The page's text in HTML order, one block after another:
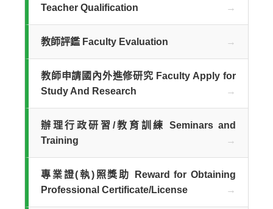
Teacher Qualification
教師評鑑 Faculty Evaluation
教師申請國內外進修研究 Faculty Apply for
Study And Research
辦理行政研習/教育訓練 Seminars and
Training
專業證(執)照獎助 Reward for Obtaining
Professional Certificate/License